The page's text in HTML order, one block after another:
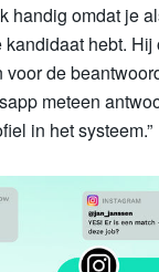
handig omdat je
hebt.
de
meteen
in het systeem.”